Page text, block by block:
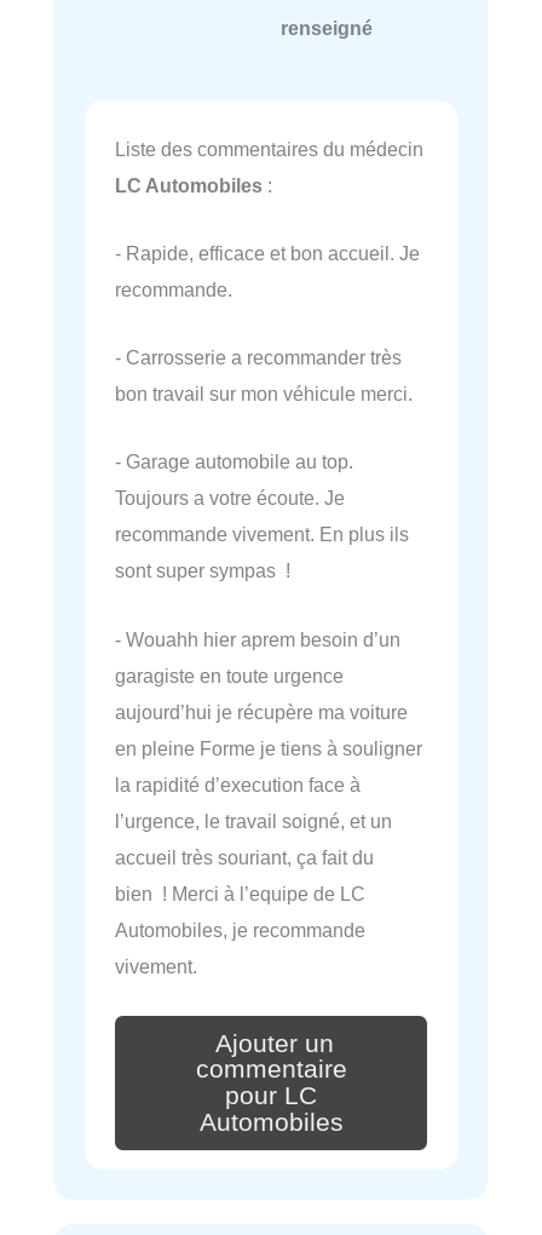
renseigné
Liste des commentaires du médecin
LC Automobiles :
- Rapide, efficace et bon accueil. Je
recommande.
- Carrosserie a recommander très
bon travail sur mon véhicule merci.
- Garage automobile au top.
Toujours a votre écoute. Je
recommande vivement. En plus ils
sont super sympas !
- Wouahh hier aprem besoin d’un
garagiste en toute urgence
aujourd’hui je récupère ma voiture
en pleine Forme je tiens à souligner
la rapidité d’execution face à
l’urgence, le travail soigné, et un
accueil très souriant, ça fait du
bien ! Merci à l’equipe de LC
Automobiles, je recommande
vivement.
Ajouter un
commentaire
pour LC
Automobiles